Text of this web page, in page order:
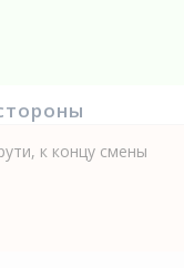
к концу смены